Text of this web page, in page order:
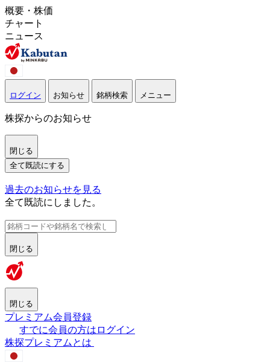
概要・株価
チャート
ニュース
ログイン お知らせ 銘柄検索 メニュー
株探からのお知らせ
閉じる
全て既読にする
過去のお知らせを見る
全て既読にしました。
閉じる
閉じる
プレミアム会員登録
すでに会員の方はログイン
株探プレミアムとは